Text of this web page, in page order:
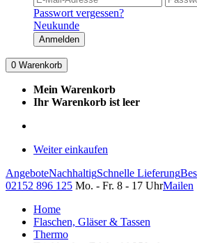
Passwort vergessen?
Neukunde
Anmelden
0 Warenkorb
Mein Warenkorb
Ihr Warenkorb ist leer
Weiter einkaufen
AngeboteNachhaltigSchnelle Lieferung
02152 896 125 Mo. - Fr. 8 - 17 UhrMailen
Home
Flaschen, Gläser & Tassen
Thermo